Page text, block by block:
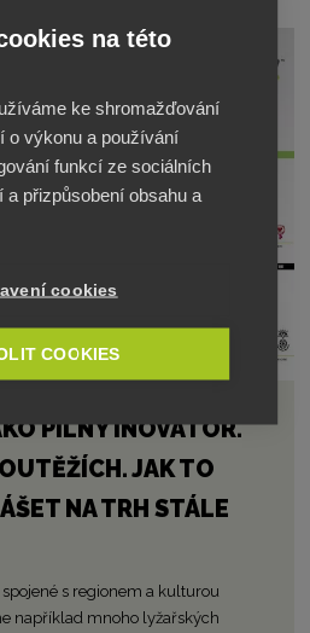
PILNÝ INOVÁTOR.
JAK TO
NA TRH STÁLE
s regionem a kulturou
například mnoho lyžařských
na této
ke shromažďování
o výkonu a používání
funkcí ze sociálních
a přizpůsobení obsahu a
cookies
COOKIES